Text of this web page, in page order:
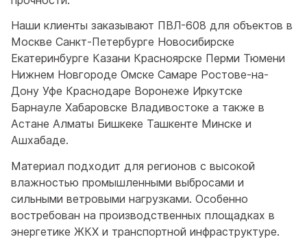
Наши клиенты заказывают ПВЛ-608 для объектов в
Москве Санкт-Петербурге Новосибирске
Екатеринбурге Казани Красноярске Перми Тюмени
Нижнем Новгороде Омске Самаре Ростове-на-
Дону Уфе Краснодаре Воронеже Иркутске
Барнауле Хабаровске Владивостоке а также в
Астане Алматы Бишкеке Ташкенте Минске и
Ашхабаде.
Материал подходит для регионов с высокой
влажностью промышленными выбросами и
сильными ветровыми нагрузками. Особенно
востребован на производственных площадках в
энергетике ЖКХ и транспортной инфраструктуре.